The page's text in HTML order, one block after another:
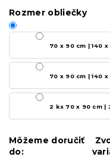
Rozmer obliečky
70 x 90 cm | 140
70 x 90 cm | 140
2 ks 70 x 90 cm |
Môžeme doručiť
do: